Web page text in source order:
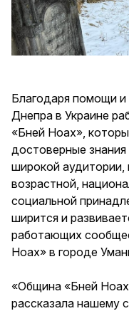
Благодаря помощи
Днепра в Украине
«Бней Ноах»,
достоверные
широкой аудитории,
возрастной,
социальной
ширится и
работающих
Ноах» в городе
«Община «Бней
рассказала нашему